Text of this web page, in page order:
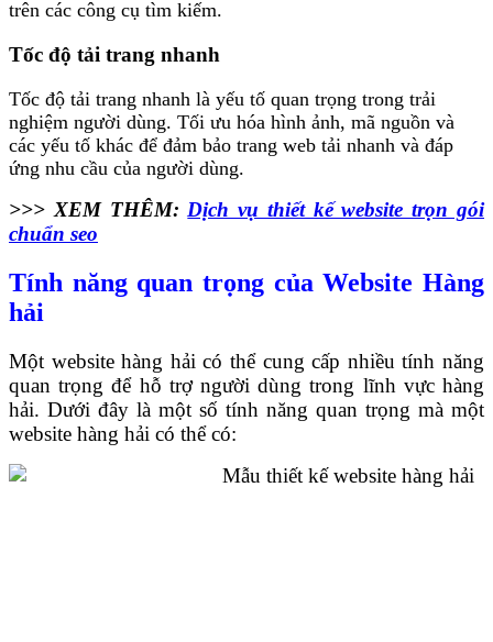
trên các công cụ tìm kiếm.
Tốc độ tải trang nhanh
Tốc độ tải trang nhanh là yếu tố quan trọng trong trải
nghiệm người dùng. Tối ưu hóa hình ảnh, mã nguồn và
các yếu tố khác để đảm bảo trang web tải nhanh và đáp
ứng nhu cầu của người dùng.
>>> XEM THÊM: Dịch vụ thiết kế website trọn gói
chuẩn seo
Tính năng quan trọng của Website Hàng
hải
Một website hàng hải có thể cung cấp nhiều tính năng
quan trọng để hỗ trợ người dùng trong lĩnh vực hàng
hải. Dưới đây là một số tính năng quan trọng mà một
website hàng hải có thể có: